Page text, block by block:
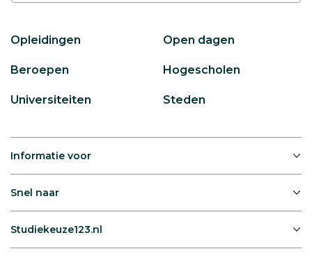
Opleidingen Open dagen
Beroepen Hogescholen
Universiteiten Steden
Informatie voor
Snel naar
Studiekeuze123.nl